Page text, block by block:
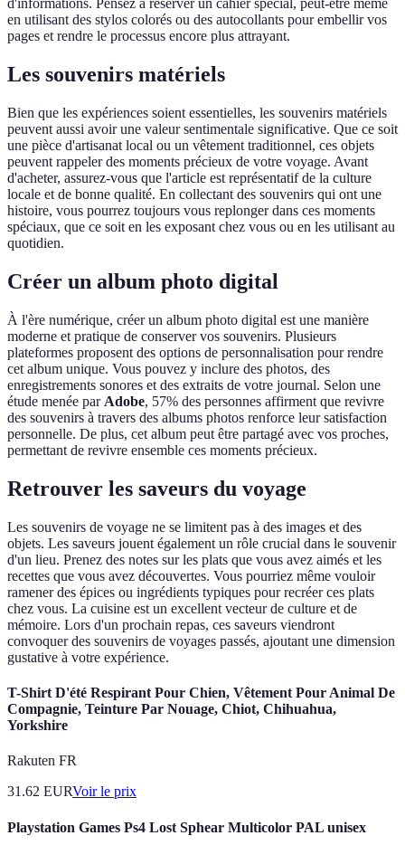
d'informations. Pensez à réserver un cahier spécial, peut-être même
en utilisant des stylos colorés ou des autocollants pour embellir vos
pages et rendre le processus encore plus attrayant.
Les souvenirs matériels
Bien que les expériences soient essentielles, les souvenirs matériels
peuvent aussi avoir une valeur sentimentale significative. Que ce soit
une pièce d'artisanat local ou un vêtement traditionnel, ces objets
peuvent rappeler des moments précieux de votre voyage. Avant
d'acheter, assurez-vous que l'article est représentatif de la culture
locale et de bonne qualité. En collectant des souvenirs qui ont une
histoire, vous pourrez toujours vous replonger dans ces moments
spéciaux, que ce soit en les exposant chez vous ou en les utilisant au
quotidien.
Créer un album photo digital
À l'ère numérique, créer un album photo digital est une manière
moderne et pratique de conserver vos souvenirs. Plusieurs
plateformes proposent des options de personnalisation pour rendre
cet album unique. Vous pouvez y inclure des photos, des
enregistrements sonores et des extraits de votre journal. Selon une
étude menée par Adobe, 57% des personnes affirment que revivre
des souvenirs à travers des albums photos renforce leur satisfaction
personnelle. De plus, cet album peut être partagé avec vos proches,
permettant de revivre ensemble ces moments précieux.
Retrouver les saveurs du voyage
Les souvenirs de voyage ne se limitent pas à des images et des
objets. Les saveurs jouent également un rôle crucial dans le souvenir
d'un lieu. Prenez des notes sur les plats que vous avez aimés et les
recettes que vous avez découvertes. Vous pourriez même vouloir
ramener des épices ou ingrédients typiques pour recréer ces plats
chez vous. La cuisine est un excellent vecteur de culture et de
mémoire. Lors d'un prochain repas, ces saveurs viendront
convoquer des souvenirs de voyages passés, ajoutant une dimension
gustative à votre expérience.
T-Shirt D'été Respirant Pour Chien, Vêtement Pour Animal De
Compagnie, Teinture Par Nouage, Chiot, Chihuahua,
Yorkshire
Rakuten FR
31.62 EURVoir le prix
Playstation Games Ps4 Lost Sphear Multicolor PAL unisex